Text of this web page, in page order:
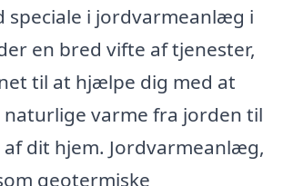
speciale i jordvarmeanlæg i
en bred vifte af tjenester,
til at hjælpe dig med at
varme fra jorden til
dit hjem. Jordvarmeanlæg,
geotermiske